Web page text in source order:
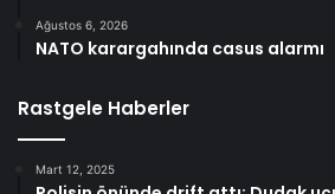
Ağustos 6, 2026
NATO karargahında casus alarmı
Rastgele Haberler
Mart 12, 2025